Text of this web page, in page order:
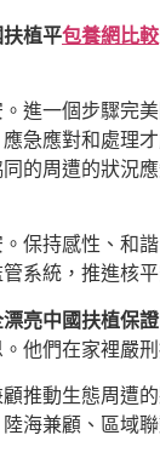
植平包養網比較
進一個步驟完
急應對和處理
的周遭的狀況
保持感性、和
系統，推進核
亮中國扶植保證
他們在家裡嚴
推動生態周遭
海兼顧、區域